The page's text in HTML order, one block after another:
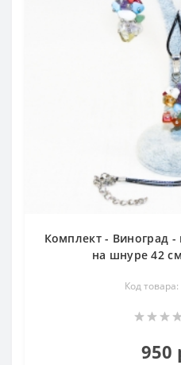
Комплект - Виноград -
на шнуре 42
Код
950